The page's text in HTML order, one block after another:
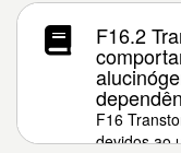
F16.2
F16
devidos ao